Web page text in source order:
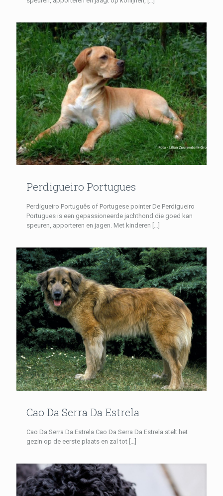
Perdigueiro Portugues
Perdigueiro Português of Portugese pointer De Perdigueiro
Portugues is een gepassioneerde jachthond die goed kan
speuren, apporteren en jagen. Met kinderen […]
Cao Da Serra Da Estrela
Cao Da Serra Da Estrela Cao Da Serra Da Estrela stelt het
gezin op de eerste plaats en zal tot […]